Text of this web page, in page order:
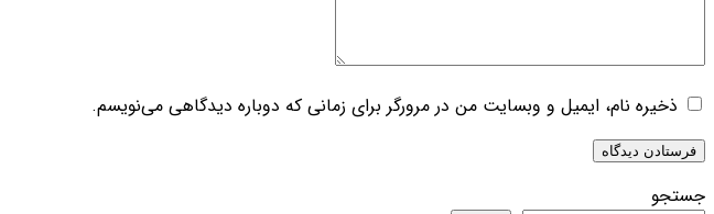
ذخیره نام، ایمیل و وبسایت من در مرورگر برای زمانی که دوباره دیدگاهی می‌نویسم.
جستجو